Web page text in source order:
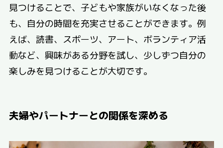
見つけることで、子どもや家族がいなくなった後
も、自分の時間を充実させることができます。例
えば、読書、スポーツ、アート、ボランティア活
動など、興味がある分野を試し、少しずつ自分の
楽しみを見つけることが大切です。
夫婦やパートナーとの関係を深める